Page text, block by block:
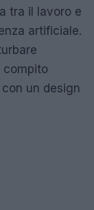
tra il lavoro e
artificiale.
compito
un design